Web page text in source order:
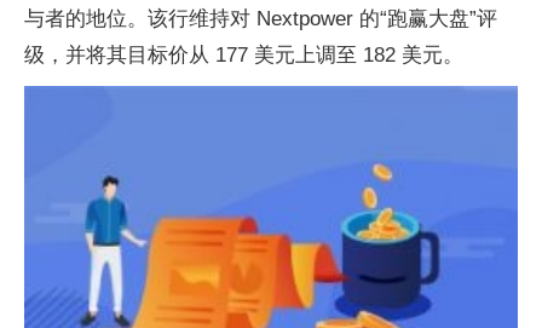
与者的地位。该行维持对 Nextpower 的“跑赢大盘”评
级，并将其目标价从 177 美元上调至 182 美元。